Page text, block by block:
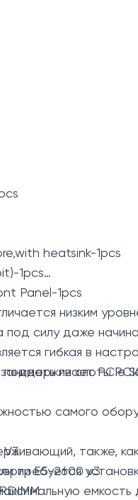
heatsink-1pcs
1pcs
Panel-1pcs
низким
силу даже
гибкая в
ли слоты
самого
также,
требуется
PCIe
V3
E5-2600 v3